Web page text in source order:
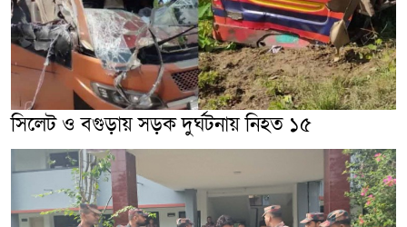
সিলেট ও বগুড়ায় সড়ক দুর্ঘটনায় নিহত ১৫